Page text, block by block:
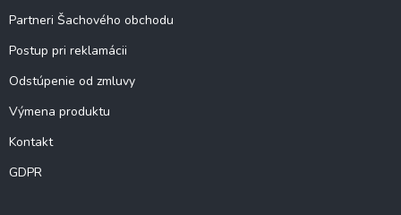
Partneri Šachového obchodu
Postup pri reklamácii
Odstúpenie od zmluvy
Výmena produktu
Kontakt
GDPR